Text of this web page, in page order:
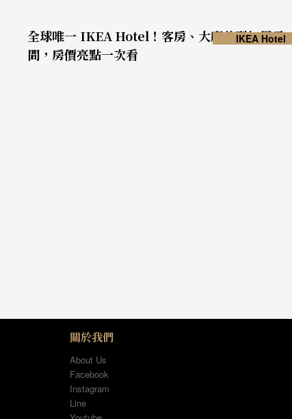
全球唯一 IKEA Hotel！客房、大廳美到如展示
間，房價亮點一次看
IKEA Hotel
關於我們
About Us
Facebook
Instagram
Line